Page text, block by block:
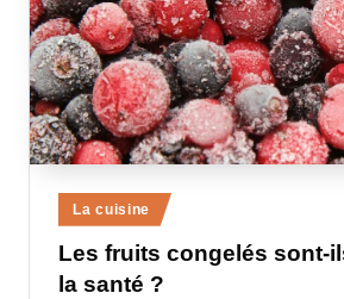
r
e
M
a
Posted
in
La cuisine
Les fruits congelés sont-
la santé ?